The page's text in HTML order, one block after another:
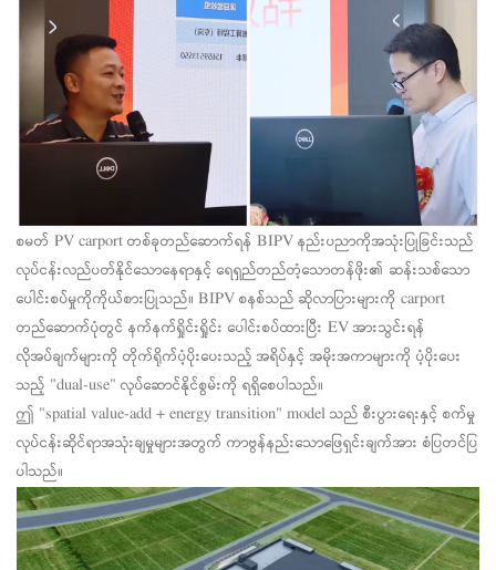
စမတ် PV carport တစ်ခုတည်ဆောက်ရန် BIPV နည်းပညာကိုအသုံးပြုခြင်းသည်
လုပ်ငန်းလည်ပတ်နိုင်သောနေရာနှင့် ရေရှည်တည်တံ့သောတန်ဖိုး၏ ဆန်းသစ်သော
ပေါင်းစပ်မှုကိုကိုယ်စားပြုသည်။ BIPV စနစ်သည် ဆိုလာပြားများကို carport
တည်ဆောက်ပုံတွင် နက်နက်ရှိုင်းရှိုင်း ပေါင်းစပ်ထားပြီး EV အားသွင်းရန်
လိုအပ်ချက်များကို တိုက်ရိုက်ပံ့ပိုးပေးသည့် အရိပ်နှင့် အမိုးအကာများကို ပံ့ပိုးပေး
သည့် "dual-use" လုပ်ဆောင်နိုင်စွမ်းကို ရရှိစေပါသည်။
ဤ "spatial value-add + energy transition" model သည် စီးပွားရေးနှင့် စက်မှု
လုပ်ငန်းဆိုင်ရာအသုံးချမှုများအတွက် ကာဗွန်နည်းသောဖြေရှင်းချက်အား စံပြတင်ပြ
ပါသည်။